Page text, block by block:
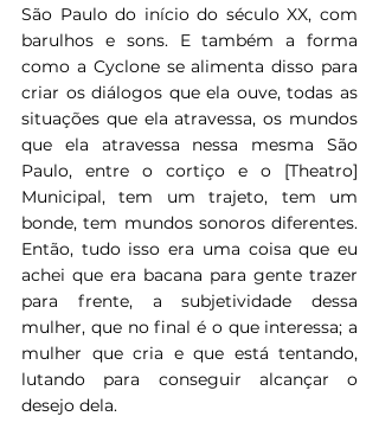
São Paulo do início do século XX, com
barulhos e sons. E também a forma
como a Cyclone se alimenta disso para
criar os diálogos que ela ouve, todas as
situações que ela atravessa, os mundos
que ela atravessa nessa mesma São
Paulo, entre o cortiço e o [Theatro]
Municipal, tem um trajeto, tem um
bonde, tem mundos sonoros diferentes.
Então, tudo isso era uma coisa que eu
achei que era bacana para gente trazer
para frente, a subjetividade dessa
mulher, que no final é o que interessa; a
mulher que cria e que está tentando,
lutando para conseguir alcançar o
desejo dela.